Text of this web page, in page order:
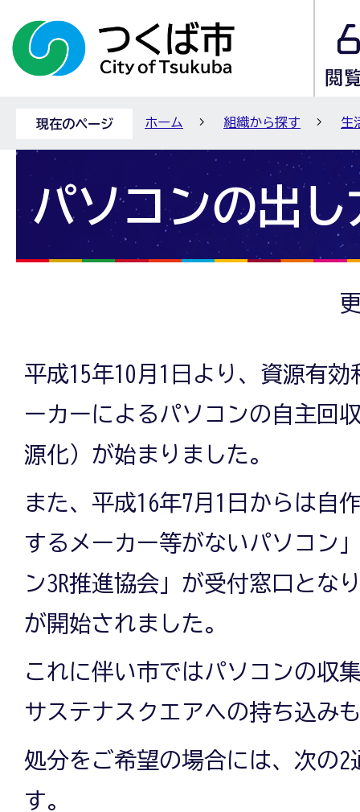
現在のページ ホーム 組織から探す 生
パソコンの出し
平成15年10月1日より、資源有
ーカーによるパソコンの自主回
源化）が始まりました。
また、平成16年7月1日からは自
するメーカー等がないパソコン
ン3R推進協会」が受付窓口とな
が開始されました。
これに伴い市ではパソコンの収
サステナスクエアへの持ち込み
処分をご希望の場合には、次の2
す。